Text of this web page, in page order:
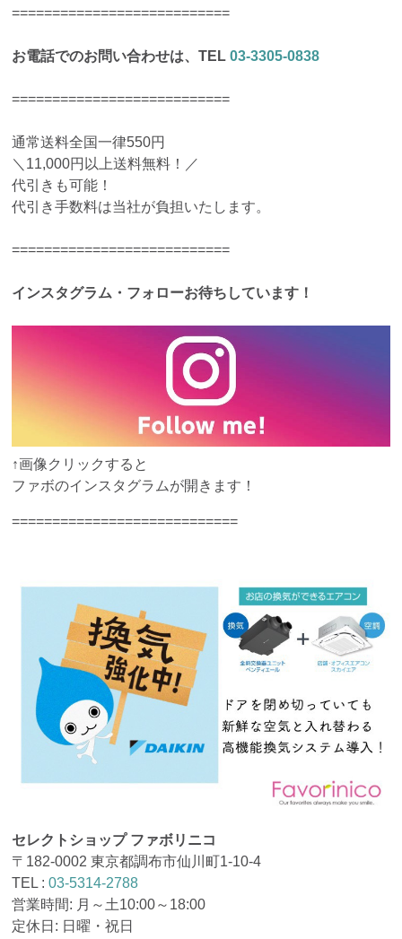
===========================
お電話でのお問い合わせは、TEL03-3305-0838
===========================
通常送料全国一律550円
＼11,000円以上送料無料！／
代引きも可能！
代引き手数料は当社が負担いたします。
===========================
インスタグラム・フォローお待ちしています！
↑画像クリックすると
ファボのインスタグラムが開きます！
============================
セレクトショップ ファボリニコ
〒182-0002 東京都調布市仙川町1-10-4
TEL :03-5314-2788
営業時間: 月～土10:00～18:00
定休日: 日曜・祝日